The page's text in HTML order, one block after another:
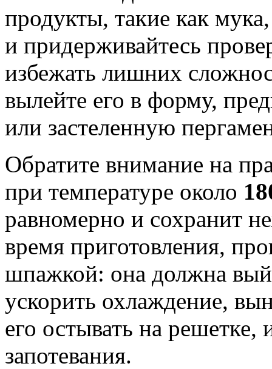
продукты, такие как
и придерживайтесь
избежать лишних
вылейте его в форму,
или застеленную
Обратите внимание на
при температуре около
равномерно и сохранит
время приготовления,
шпажкой: она должна
ускорить охлаждение,
его остывать на решетке,
запотевания.